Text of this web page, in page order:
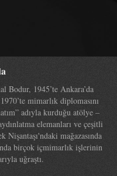
Bodur, 1945’te Ankara’da
mimarlık diplomasını
adıyla kurduğu atölye –
elemanları ve çeşitli
mağazasında
birçok içmimarlık işlerinin
uğraştı.